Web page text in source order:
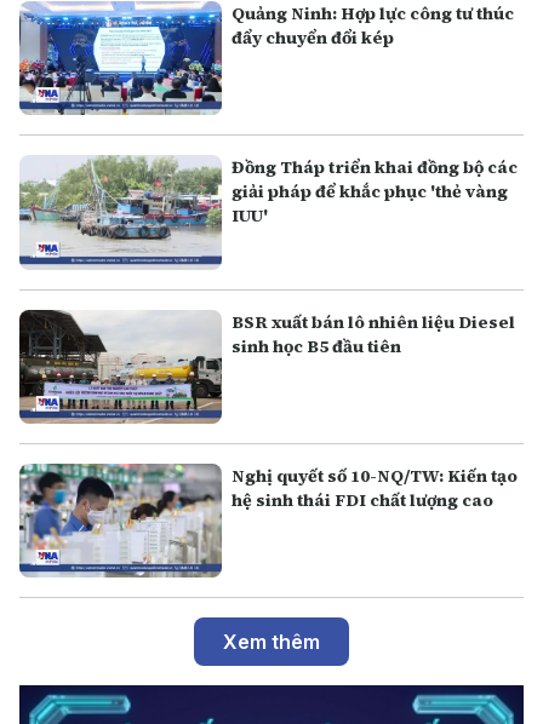
Quảng Ninh: Hợp lực công tư thúc
đẩy chuyển đổi kép
Đồng Tháp triển khai đồng bộ các
giải pháp để khắc phục 'thẻ vàng
IUU'
BSR xuất bán lô nhiên liệu Diesel
sinh học B5 đầu tiên
Nghị quyết số 10-NQ/TW: Kiến tạo
hệ sinh thái FDI chất lượng cao
Xem thêm